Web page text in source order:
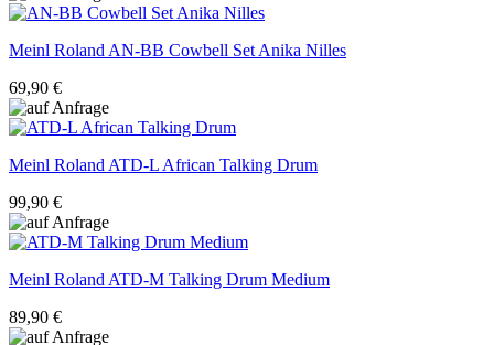
Meinl RolandAN-BB Cowbell Set Anika Nilles
69,90 €
Meinl RolandATD-L African Talking Drum
99,90 €
Meinl RolandATD-M Talking Drum Medium
89,90 €